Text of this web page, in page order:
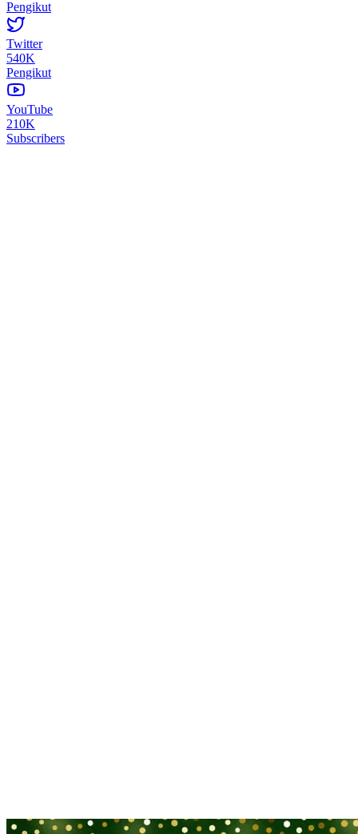
Pengikut
Twitter
540K
Pengikut
YouTube
210K
Subscribers